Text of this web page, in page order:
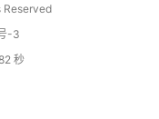
Reserved
-3
秒